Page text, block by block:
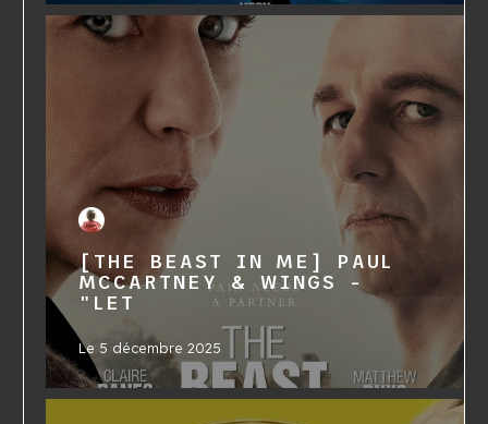
[THE BEAST IN ME] PAUL
MCCARTNEY & WINGS -
"LET
Le 5 décembre 2025